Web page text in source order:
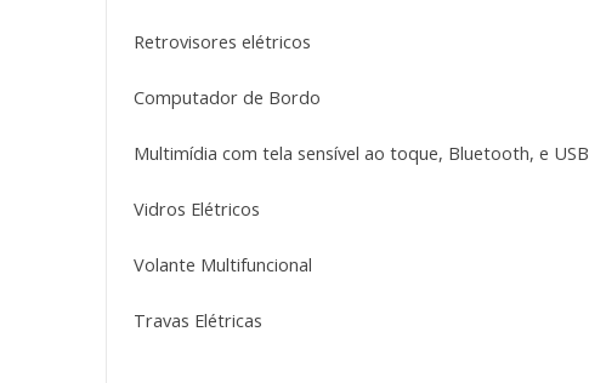
Retrovisores elétricos
Computador de Bordo
Multimídia com tela sensível ao toque, Bluetooth, e USB
Vidros Elétricos
Volante Multifuncional
Travas Elétricas